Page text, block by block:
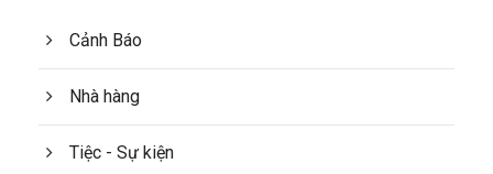
Cảnh Báo
Nhà hàng
Tiệc - Sự kiện